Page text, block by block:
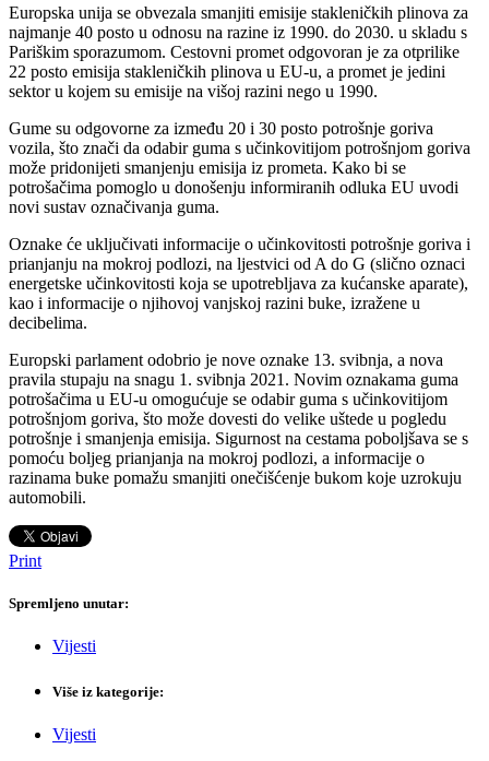
Europska unija se obvezala smanjiti emisije stakleničkih plinova za
najmanje 40 posto u odnosu na razine iz 1990. do 2030. u skladu s
Pariškim sporazumom. Cestovni promet odgovoran je za otprilike
22 posto emisija stakleničkih plinova u EU-u, a promet je jedini
sektor u kojem su emisije na višoj razini nego u 1990.
Gume su odgovorne za između 20 i 30 posto potrošnje goriva
vozila, što znači da odabir guma s učinkovitijom potrošnjom goriva
može pridonijeti smanjenju emisija iz prometa. Kako bi se
potrošačima pomoglo u donošenju informiranih odluka EU uvodi
novi sustav označivanja guma.
Oznake će uključivati informacije o učinkovitosti potrošnje goriva i
prianjanju na mokroj podlozi, na ljestvici od A do G (slično oznaci
energetske učinkovitosti koja se upotrebljava za kućanske aparate),
kao i informacije o njihovoj vanjskoj razini buke, izražene u
decibelima.
Europski parlament odobrio je nove oznake 13. svibnja, a nova
pravila stupaju na snagu 1. svibnja 2021. Novim oznakama guma
potrošačima u EU-u omogućuje se odabir guma s učinkovitijom
potrošnjom goriva, što može dovesti do velike uštede u pogledu
potrošnje i smanjenja emisija. Sigurnost na cestama poboljšava se s
pomoću boljeg prianjanja na mokroj podlozi, a informacije o
razinama buke pomažu smanjiti onečišćenje bukom koje uzrokuju
automobili.
Print
Spremljeno unutar:
Vijesti
Više iz kategorije:
Vijesti